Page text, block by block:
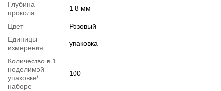
Глубина
прокола
1.8 мм
Цвет
Розовый
Единицы
измерения
упаковка
Количество в 1
неделимой
упаковке/
наборе
100